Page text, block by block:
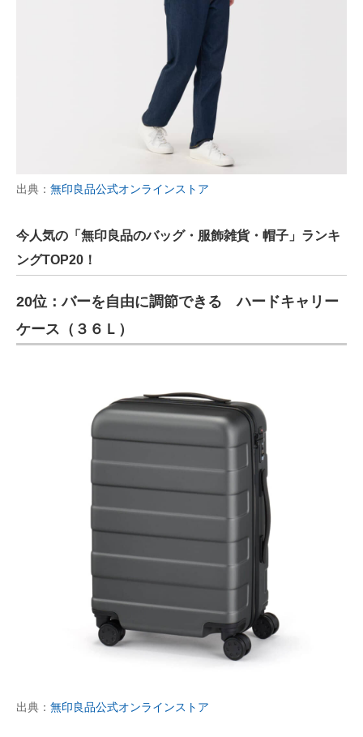
出典： 無印良品公式オンラインストア
今人気の「無印良品のバッグ・服飾雑貨・帽子」ランキ
ングTOP20！
20位：バーを自由に調節できる ハードキャリー
ケース（３６Ｌ）
出典： 無印良品公式オンラインストア